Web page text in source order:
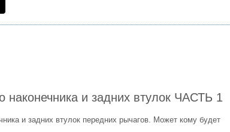
наконечника и задних втулок ЧАСТЬ 1
и задних втулок передних рычагов. Может кому будет